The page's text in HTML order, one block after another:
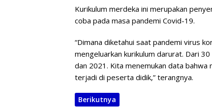
Kurikulum merdeka ini merupakan
coba pada masa pandemi Covid-19.
“Dimana diketahui saat pandemi virus
mengeluarkan kurikulum darurat. Dari
dan 2021. Kita menemukan data
terjadi di peserta didik,” terangnya.
Berikutnya